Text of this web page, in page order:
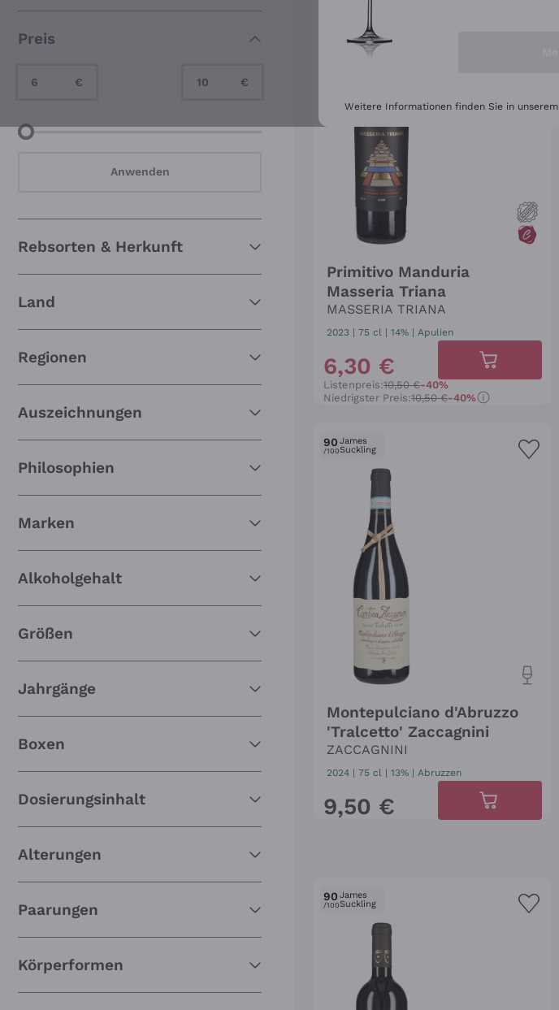
Preis
€ €
Minimum Value
Maximum Value
Anwenden
Rebsorten & Herkunft
Land
Regionen
Auszeichnungen
Philosophien
Marken
Alkoholgehalt
Größen
Jahrgänge
Boxen
Dosierungsinhalt
Alterungen
Paarungen
Körperformen
Primitivo Manduria
Masseria Triana
MASSERIA TRIANA
2023 75 cl | 14% Apulien
6,30 €
Listenpreis:10,50 €-40%
Niedrigster Preis:10,50 €-40%
90
/100
James
Suckling
Montepulciano d'Abruzzo
'Tralcetto' Zaccagnini
ZACCAGNINI
2024 75 cl | 13% Abruzzen
9,50 €
90
/100
James
Suckling
Weitere Informationen finden Sie in unserem